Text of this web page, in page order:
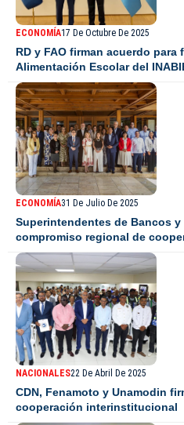
ECONOMÍA17 De Octubre De 2025
RD y FAO firman acuerdo para
Alimentación Escolar del
ECONOMÍA31 De Julio De 2025
Superintendentes de Bancos y
compromiso regional de
NACIONALES22 De Abril De 2025
CDN, Fenamoto y Unamodin
cooperación interinstitucional